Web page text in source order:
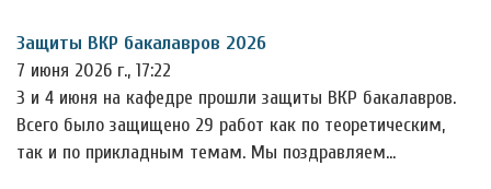
Защиты ВКР бакалавров 2026
7 июня 2026 г., 17:22
3 и 4 июня на кафедре прошли защиты ВКР бакалавров.
Всего было защищено 29 работ как по теоретическим,
так и по прикладным темам. Мы поздравляем…